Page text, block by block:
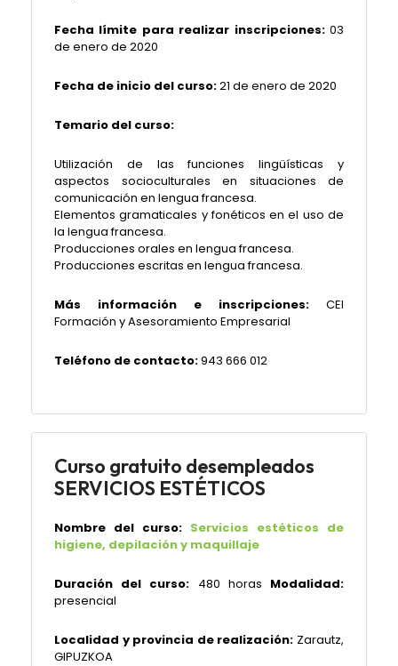
Fecha límite para realizar inscripciones:03
de enero de 2020
Fecha de inicio del curso:21 de enero de 2020
Temario del curso:
Utilización de las funciones lingüísticas y
aspectos socioculturales en situaciones de
comunicación en lengua francesa.
Elementos gramaticales y fonéticos en el uso de
la lengua francesa.
Producciones orales en lengua francesa.
Producciones escritas en lengua francesa.
Más información e inscripciones: CEI
Formación y Asesoramiento Empresarial
Teléfono de contacto:943 666 012
Curso gratuito desempleados
SERVICIOS ESTÉTICOS
Nombre del curso: Servicios estéticos de
higiene, depilación y maquillaje
Duración del curso: 480 horas Modalidad:
presencial
Localidad y provincia de realización: Zarautz,
GIPUZKOA